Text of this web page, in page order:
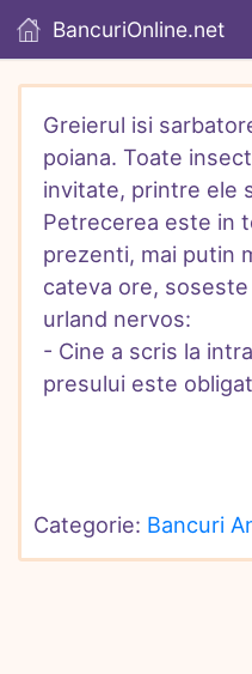
BancuriOnline.net
Greierul isi
poiana. Toate
invitate, printre ele
Petrecerea este in
prezenti, mai putin
cateva ore,
urland nervos:
- Cine a scris la
presului este
Categorie: Bancuri